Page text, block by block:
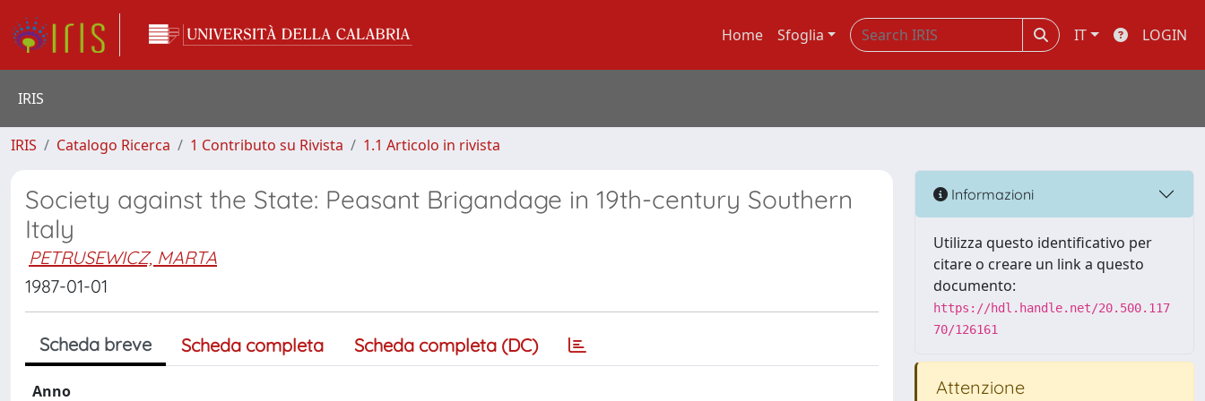
Home Sfoglia IT LOGIN
IRIS
IRIS Catalogo Ricerca 1 Contributo su Rivista 1.1 Articolo in rivista
Society against the State: Peasant Brigandage in 19th-century Southern
Italy
PETRUSEWICZ, MARTA
1987-01-01
Scheda breve Scheda completa Scheda completa (DC)
Anno
Informazioni
Utilizza questo identificativo per
citare o creare un link a questo
documento:
https://hdl.handle.net/20.500.117
70/126161
Attenzione